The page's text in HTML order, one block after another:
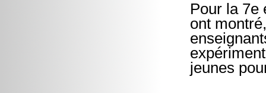
Pour la 7e
ont
jeunes